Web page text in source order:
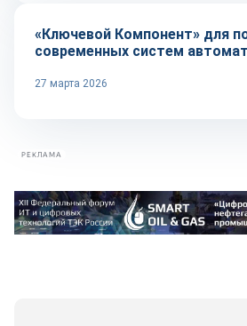
«Ключевой Компонент» для
современных систем
27 марта 2026
РЕКЛАМА